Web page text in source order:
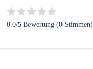
0.0/5 Bewertung (0 Stimmen)